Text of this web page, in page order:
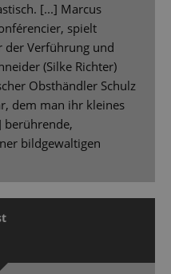
[...] Marcus
spielt
der Verführung und
(Silke Richter)
Obsthändler Schulz
dem man ihr kleines
berührende,
bildgewaltigen